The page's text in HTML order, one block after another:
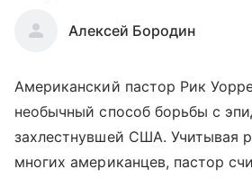
Алексей Бородин
Американский пастор Рик
необычный способ борьбы с
захлестнувшей США. Учитывая
многих американцев, пастор